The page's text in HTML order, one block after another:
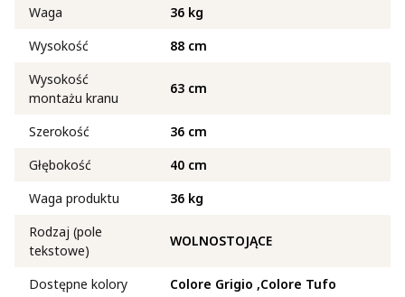
Waga
36 kg
Wysokość
88 cm
Wysokość
montażu kranu
63 cm
Szerokość
36 cm
Głębokość
40 cm
Waga produktu
36 kg
Rodzaj (pole
tekstowe)
WOLNOSTOJĄCE
Dostępne kolory Colore Grigio Colore Tufo